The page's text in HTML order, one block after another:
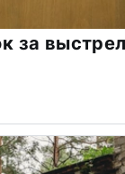
за